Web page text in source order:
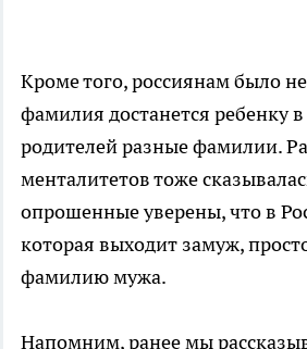
Кроме того, россиянам было
фамилия достанется ребенку
родителей разные фамилии.
менталитетов тоже
опрошенные уверены, что в
которая выходит замуж,
фамилию мужа.
Напомним, ранее мы